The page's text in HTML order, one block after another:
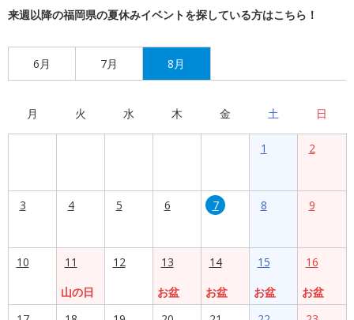
来週以降の福岡県の夏休みイベントを探している方はこちら！
6月 7月 8月
月 火 水 木 金 土 日
1 2
3 4 5 6 7 8 9
10
11
山の日
12
13
お盆
14
お盆
15
お盆
16
お盆